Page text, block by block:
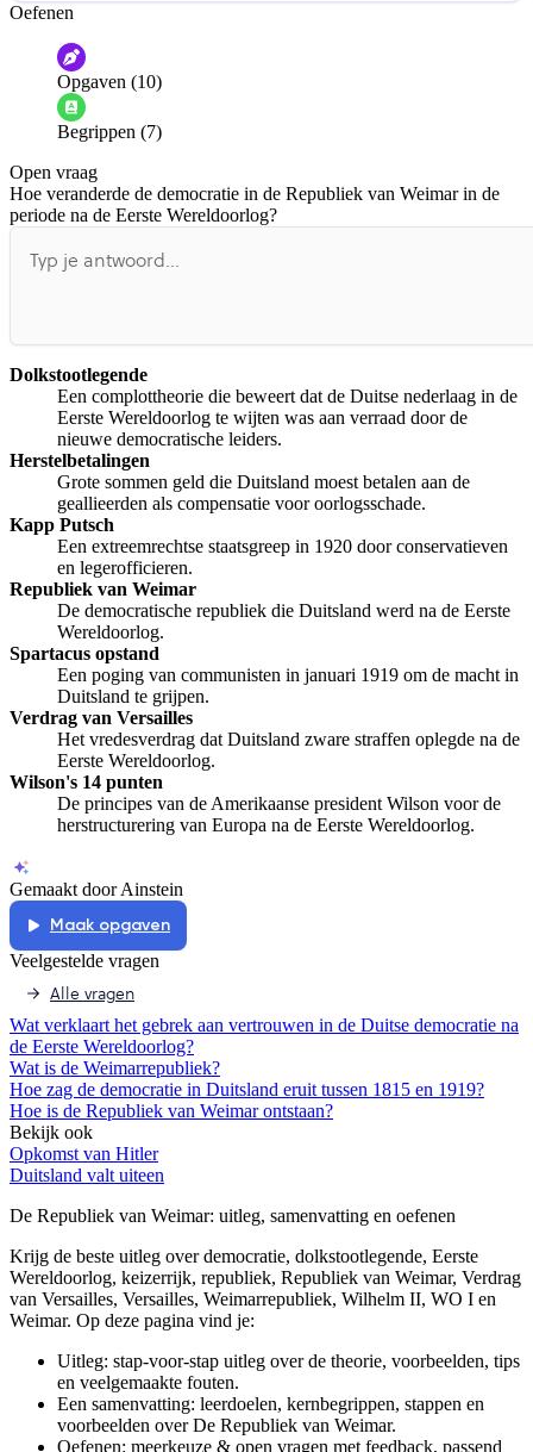
Help ons de video te verbeteren
De audio is slecht
Informatie is onjuist
De docent is te langdradig
De uitleg gaat te langzaam
Afspelen werkte niet
Iets anders
Oefenen
Opgaven (10)
Begrippen (7)
Open vraag
Hoe veranderde de democratie in de Republiek van Weimar in de
periode na de Eerste Wereldoorlog?
Dolkstootlegende
Een complottheorie die beweert dat de Duitse nederlaag in de
Eerste Wereldoorlog te wijten was aan verraad door de
nieuwe democratische leiders.
Herstelbetalingen
Grote sommen geld die Duitsland moest betalen aan de
geallieerden als compensatie voor oorlogsschade.
Kapp Putsch
Een extreemrechtse staatsgreep in 1920 door conservatieven
en legerofficieren.
Republiek van Weimar
De democratische republiek die Duitsland werd na de Eerste
Wereldoorlog.
Spartacus opstand
Een poging van communisten in januari 1919 om de macht in
Duitsland te grijpen.
Verdrag van Versailles
Het vredesverdrag dat Duitsland zware straffen oplegde na de
Eerste Wereldoorlog.
Wilson's 14 punten
De principes van de Amerikaanse president Wilson voor de
herstructurering van Europa na de Eerste Wereldoorlog.
Gemaakt door Ainstein
Maak opgaven
Veelgestelde vragen
Alle vragen
Wat verklaart het gebrek aan vertrouwen in de Duitse democratie na
de Eerste Wereldoorlog?
Wat is de Weimarrepubliek?
Hoe zag de democratie in Duitsland eruit tussen 1815 en 1919?
Hoe is de Republiek van Weimar ontstaan?
Bekijk ook
Opkomst van Hitler
Duitsland valt uiteen
De Republiek van Weimar: uitleg, samenvatting en oefenen
Krijg de beste uitleg over democratie, dolkstootlegende, Eerste
Wereldoorlog, keizerrijk, republiek, Republiek van Weimar, Verdrag
van Versailles, Versailles, Weimarrepubliek, Wilhelm II, WO I en
Weimar. Op deze pagina vind je:
Uitleg: stap-voor-stap uitleg over de theorie, voorbeelden, tips
en veelgemaakte fouten.
Een samenvatting: leerdoelen, kernbegrippen, stappen en
voorbeelden overDe Republiek van Weimar.
Oefenen: meerkeuze & open vragen met feedback, passend